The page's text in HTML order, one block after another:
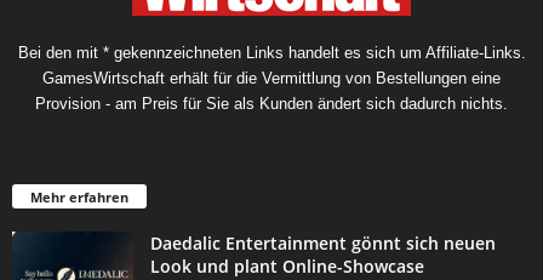
Bei den mit * gekennzeichneten Links handelt es sich um Affiliate-Links.
GamesWirtschaft erhält für die Vermittlung von Bestellungen eine
Provision - am Preis für Sie als Kunden ändert sich dadurch nichts.
Mehr erfahren
Daedalic Entertainment gönnt sich neuen
Look und plant Online-Showcase